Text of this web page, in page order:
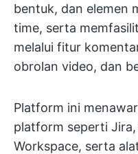
bentuk, dan elemen
time, serta
melalui fitur
obrolan video, dan
Platform ini
platform seperti
Workspace, serta